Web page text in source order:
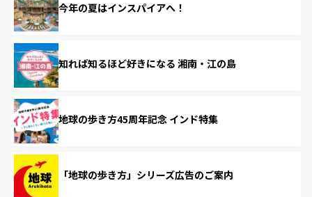
今年の夏はインスパイアへ！
知れば知るほど好きになる 湘南・江の島
地球の歩き方45周年記念 インド特集
「地球の歩き方」シリーズ広告のご案内